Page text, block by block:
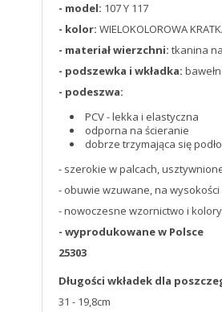
- model: 107 Y 117
- kolor: WIELOKOLOROWA
- materiał wierzchni: tkanina
- podszewka i wkładka:
- podeszwa:
PCV - lekka i elastyczna
odporna na ścieranie
dobrze trzymająca się
- szerokie w palcach,
- obuwie wzuwane, na
- nowoczesne wzornictwo i
- wyprodukowane w Polsce
25303
Długości wkładek dla
31 - 19,8cm